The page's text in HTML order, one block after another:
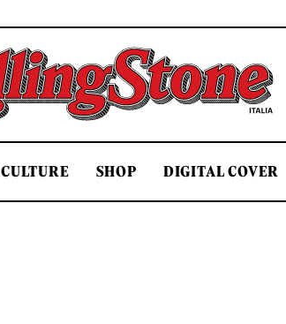
Rolling Stone Italia
CULTURE SHOP DIGITAL COVER